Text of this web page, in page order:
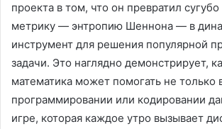
проекта в том, что он превратил
метрику — энтропию Шеннона — в
инструмент для решения популярной
задачи. Это наглядно демонстрирует,
математика может помогать не только
программировании или кодировании
игре, которая каждое утро вызывает